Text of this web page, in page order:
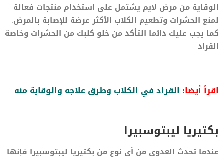
الوقاية من مرض لايم يشتمل على استخدام منتجات فعالة
لمنع الحشرات وتطعيم الكلاب الأكثر عرضة للإصابة بالمرض.
كما يجب عليك دائما التأكد من خلو كلبك من الحشرات وخاصة
القراد
اقرأ أيضا:القراد في الكلاب وطرق علاجه والوقاية منه
بكتيريا ليبتوسبيرا
عندما تحدث العدوى من أي نوع من بكتيريا ليبتوسبيرا فإنها